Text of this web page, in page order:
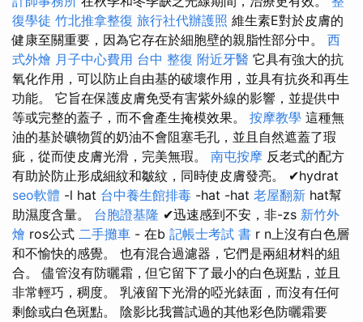
復學徒 竹北推拿整復 旅行社代辦護照 維生素E對於皮膚的
健康至關重要，因為它存在於細胞壁的親脂性部分中。 西
式外燴 月子中心費用 台中 整復 附近牙醫 它具有強大的抗
氧化作用，可以防止自由基的破壞作用，並具有抗炎和再生
功能。 它旨在保護皮膚免受有害紫外線的影響，並提供中
等或完整的蓋子，而不會產生掩模效果。 按摩教學 這種無
油的基於礦物質的奶油不會阻塞毛孔，並且自然遮蓋了瑕
疵，從而使皮膚光滑，完美無瑕。 南屯按摩 反老式的配方
有助於防止形成細紋和皺紋，同時使皮膚發亮。 ✔hydrat
seo軟體 -l hat 台中養生館排毒 -hat -hat 老屋翻新 hat幫
助濕度含量。 台胞證基隆 ✔迅速感到不安，非-zs 新竹外
燴 ros公式 二手攤車 - 在b 記帳士考試 書 r n上沒有白色層
和不愉快的感覺。 也有混合過濾器，它們是兩組材料的組
合。 儘管沒有防曬霜，但它留下了最小的白色斑點，並且
非常輕巧，稠度。 乳液留下光滑的啞光錶面，而沒有任何
剩餘或白色斑點。 陰影比我嘗試過的其他彩色防曬霜要